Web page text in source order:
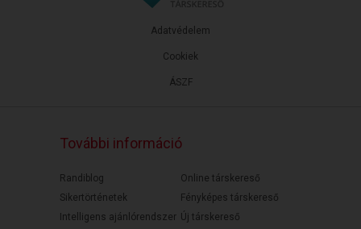
ÁSZF
Adatvédelem
Cookiek
További információ
Randiblog
Sikertörténetek
Intelligens ajánlórendszer
Online társkereső
Fényképes társkereső
Új társkereső